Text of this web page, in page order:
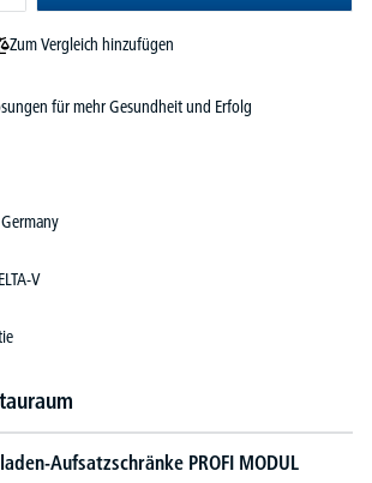
Zum Vergleich hinzufügen
für mehr Gesundheit und Erfolg
V
Aufsatzschränke PROFI MODUL